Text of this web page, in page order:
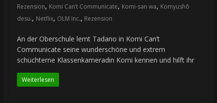
Rezension, Komi Can’t Communicate, Komi-san wa, Komyushō
desu., Netflix, OLM Inc., Rezension
An der Oberschule lernt Tadano in Komi Can’t
Communicate seine wunderschöne und extrem
schüchterne Klassenkameradin Komi kennen und hilft ihr
Weiterlesen